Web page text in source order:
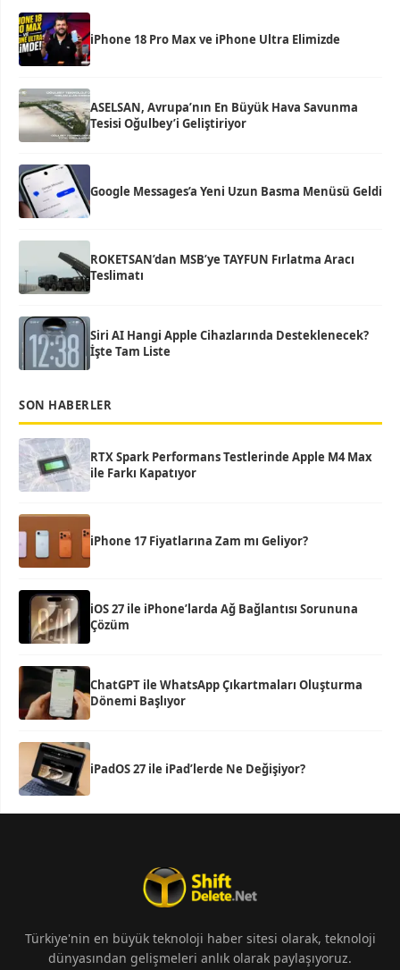
iPhone 18 Pro Max ve iPhone Ultra Elimizde
ASELSAN, Avrupa’nın En Büyük Hava Savunma
Tesisi Oğulbey’i Geliştiriyor
Google Messages’a Yeni Uzun Basma Menüsü Geldi
ROKETSAN’dan MSB’ye TAYFUN Fırlatma Aracı
Teslimatı
Siri AI Hangi Apple Cihazlarında Desteklenecek?
İşte Tam Liste
SON HABERLER
RTX Spark Performans Testlerinde Apple M4 Max
ile Farkı Kapatıyor
iPhone 17 Fiyatlarına Zam mı Geliyor?
iOS 27 ile iPhone’larda Ağ Bağlantısı Sorununa
Çözüm
ChatGPT ile WhatsApp Çıkartmaları Oluşturma
Dönemi Başlıyor
iPadOS 27 ile iPad’lerde Ne Değişiyor?
Türkiye'nin en büyük teknoloji haber sitesi olarak, teknoloji
dünyasından gelişmeleri anlık olarak paylaşıyoruz.